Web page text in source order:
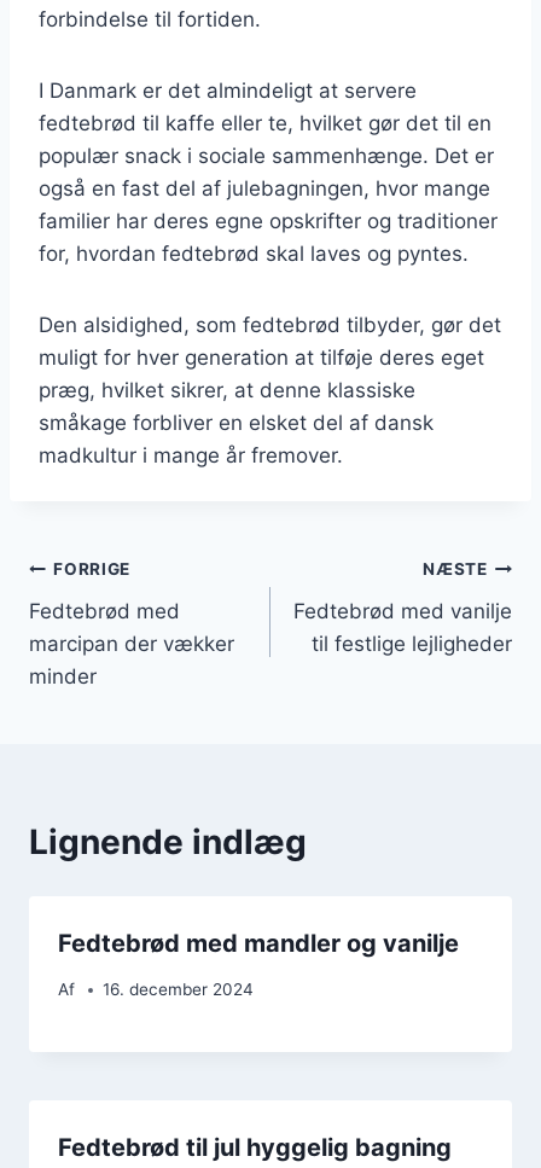
forbindelse til fortiden.
I Danmark er det almindeligt at servere
fedtebrød til kaffe eller te, hvilket gør det til en
populær snack i sociale sammenhænge. Det er
også en fast del af julebagningen, hvor mange
familier har deres egne opskrifter og traditioner
for, hvordan fedtebrød skal laves og pyntes.
Den alsidighed, som fedtebrød tilbyder, gør det
muligt for hver generation at tilføje deres eget
præg, hvilket sikrer, at denne klassiske
småkage forbliver en elsket del af dansk
madkultur i mange år fremover.
Indlægsnavigation
FORRIGE
Fedtebrød med
marcipan der vækker
minder
NÆSTE
Fedtebrød med vanilje
til festlige lejligheder
Lignende indlæg
Fedtebrød med mandler og vanilje
Af 16. december 2024
Fedtebrød til jul hyggelig bagning